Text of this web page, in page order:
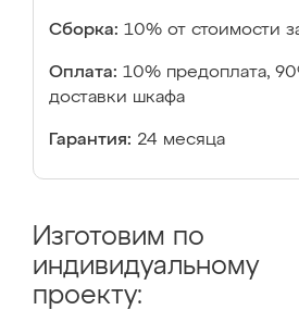
Сборка: 10% от стоимости
Оплата: 10% предоплата,
доставки шкафа
Гарантия: 24 месяца
Изготовим по
индивидуальному
проекту: